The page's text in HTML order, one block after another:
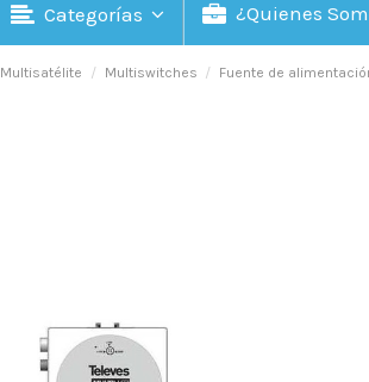
Categorías ¿Quienes
Multisatélite Multiswitches Fuente de